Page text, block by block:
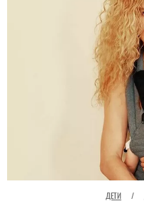
ДЕТИ /